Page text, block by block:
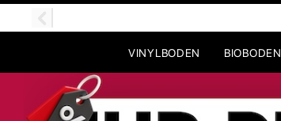
VINYLBODEN BIOBODEN